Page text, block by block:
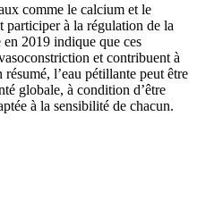
comme le calcium et le
participer à la régulation de la
2019 indique que ces
et contribuent à
l’eau pétillante peut être
globale, à condition d’être
à la sensibilité de chacun.